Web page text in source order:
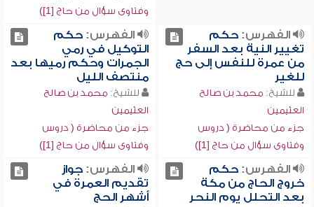
وفتاوى سؤال من حاج [1])
الفهرس:حكم
تغيير النية بعد السفر
من عمرة للنفس إلى حج
للغير
للشيخ: محمد بن صالح
العثيمين
جزء من محاضرة ( دروس
وفتاوى سؤال من حاج [1])
الفهرس:حكم
التوكيل في رمي
الجمرات وحكم رميها بعد
منتصف الليل
للشيخ: محمد بن صالح
العثيمين
جزء من محاضرة ( دروس
وفتاوى سؤال من حاج [1])
الفهرس:حكم
خروج الحاج من مكة
بعد التحلل يوم النحر
الفهرس:جواز
تقديم العمرة في
أشهر الحج